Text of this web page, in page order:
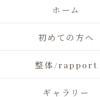
ホーム
初めての方へ
整体/rapport
ギャラリー